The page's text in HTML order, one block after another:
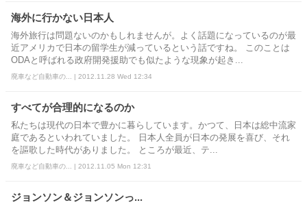
海外に行かない日本人
海外旅行は問題ないのかもしれませんが。よく話題になっているのが最
近アメリカで日本の留学生が減っているという話ですね。 このことは
ODAと呼ばれる政府開発援助でも似たような現象が起き...
廃車など自動車の... | 2012.11.28 Wed 12:34
すべてが合理的になるのか
私たちは現代の日本で豊かに暮らしています。かつて、日本は総中流家
庭であるといわれていました。 日本人全員が日本の発展を喜び、それ
を謳歌した時代がありました。 ところが最近、テ...
廃車など自動車の... | 2012.11.05 Mon 12:31
ジョンソン＆ジョンソンっ...